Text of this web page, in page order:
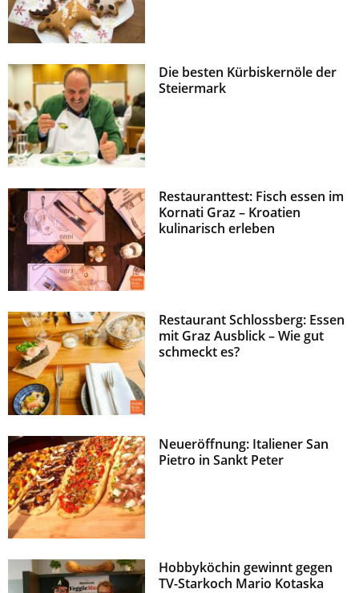
Die besten Kürbiskernöle der
Steiermark
Restauranttest: Fisch essen im
Kornati Graz – Kroatien
kulinarisch erleben
Restaurant Schlossberg: Essen
mit Graz Ausblick – Wie gut
schmeckt es?
Neueröffnung: Italiener San
Pietro in Sankt Peter
Hobbyköchin gewinnt gegen
TV-Starkoch Mario Kotaska